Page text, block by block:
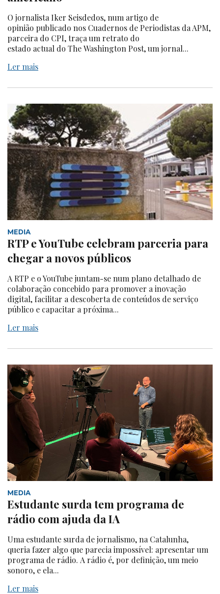
O jornalista Iker Seisdedos, num artigo de
opinião publicado nos Cuadernos de Periodistas da APM,
parceira do CPI, traça um retrato do
estado actual do The Washington Post, um jornal...
Ler mais
MEDIA
RTP e YouTube celebram parceria para
chegar a novos públicos
A RTP e o YouTube juntam-se num plano detalhado de
colaboração concebido para promover a inovação
digital, facilitar a descoberta de conteúdos de serviço
público e capacitar a próxima...
Ler mais
MEDIA
Estudante surda tem programa de
rádio com ajuda da IA
Uma estudante surda de jornalismo, na Catalunha,
queria fazer algo que parecia impossível: apresentar um
programa de rádio. A rádio é, por definição, um meio
sonoro, e ela...
Ler mais